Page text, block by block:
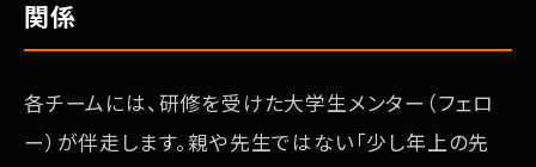
関係
各チームには、研修を受けた大学生メンター（フェロ
ー）が伴走します。親や先生ではない「少し年上の先